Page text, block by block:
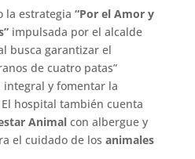
la estrategia “Por el Amor y
impulsada por el alcalde
busca garantizar el
de cuatro patas”
y fomentar la
hospital también cuenta
Animal con albergue y
el cuidado de los animales